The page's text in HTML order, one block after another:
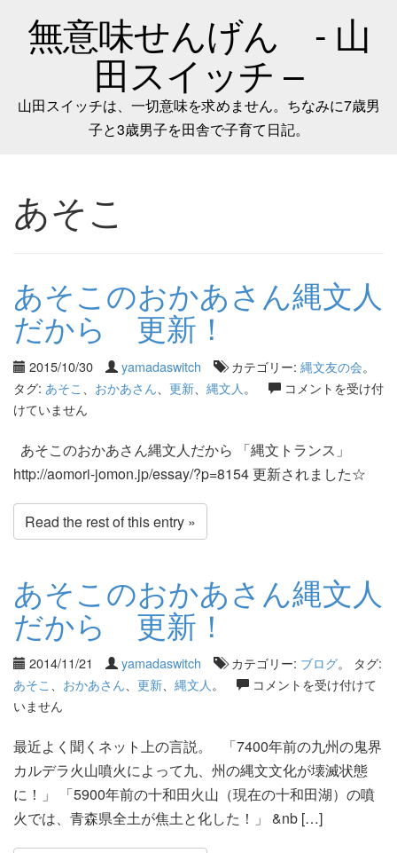
無意味せんげん - 山
田スイッチ –
山田スイッチは、一切意味を求めません。ちなみに7歳男
子と3歳男子を田舎で子育て日記。
あそこ
あそこのおかあさん縄文人
だから 更新！
2015/10/30 yamadaswitch カテゴリー: 縄文友の会。
タグ: あそこ おかあさん 更新 縄文人 。
コメントを受け付
けていません
あそこのおかあさん縄文人だから 「縄文トランス」
http://aomori-jomon.jp/essay/?p=8154 更新されました☆
Read the rest of this entry »
あそこのおかあさん縄文人
だから 更新！
2014/11/21 yamadaswitch カテゴリー: ブログ。 タグ:
あそこ
おかあさん 更新 縄文人 。
コメントを受け付けて
いません
最近よく聞くネット上の言説。 「7400年前の九州の鬼界
カルデラ火山噴火によって九、州の縄文文化が壊滅状態
に！」 「5900年前の十和田火山（現在の十和田湖）の噴
火では、青森県全土が焦土と化した！」 &nb […]